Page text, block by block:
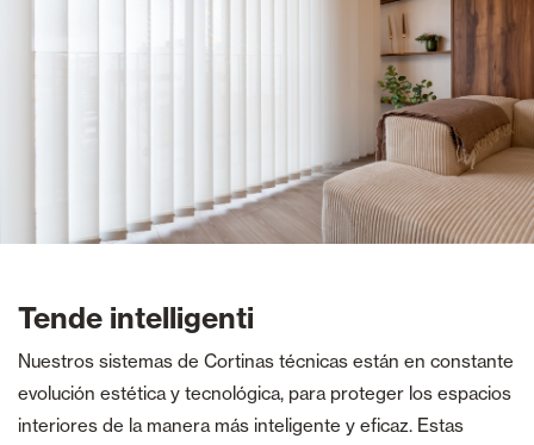
Tende intelligenti
Nuestros sistemas de Cortinas técnicas están en constante
evolución estética y tecnológica, para proteger los espacios
interiores de la manera más inteligente y eficaz. Estas